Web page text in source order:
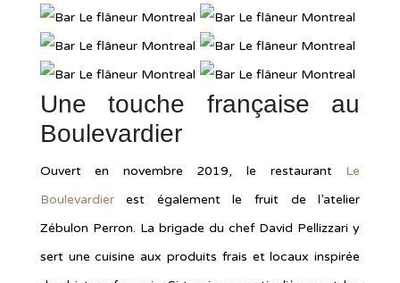
Une touche française au
Boulevardier
Ouvert en novembre 2019, le restaurant Le
Boulevardierest également le fruit de l’atelier
Zébulon Perron. La brigade du chef David Pellizzari y
sert une cuisine aux produits frais et locaux inspirée